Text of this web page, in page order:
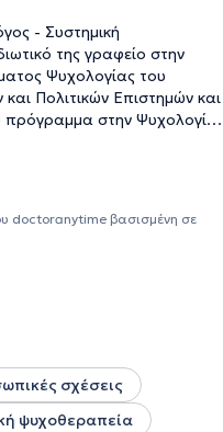
- Συστημική
της γραφείο στην
του
Πολιτικών Επιστημών και
πρόγραμμα στην Ψυχολογία
έχει εκπαιδευτεί στη
υπηρεσίες
εφήβους, ενήλικες,
doctoranytime βασισμένη σε
σχέσεις
ψυχοθεραπεία